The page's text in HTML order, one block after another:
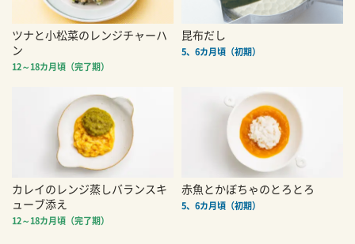
ツナと小松菜のレンジチャーハ
ン
12～18カ月頃（完了期）
昆布だし
5、6カ月頃（初期）
カレイのレンジ蒸しバランスキ
ューブ添え
12～18カ月頃（完了期）
赤魚とかぼちゃのとろとろ
5、6カ月頃（初期）